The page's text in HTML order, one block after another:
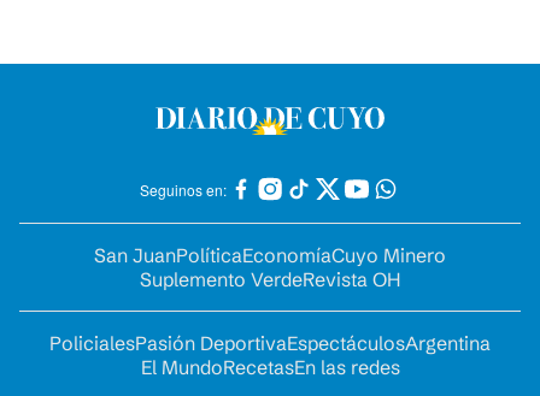
Seguinos en:
San JuanPolíticaEconomíaCuyo Minero
Suplemento VerdeRevista OH
PolicialesPasión DeportivaEspectáculosArgentina
El MundoRecetasEn las redes